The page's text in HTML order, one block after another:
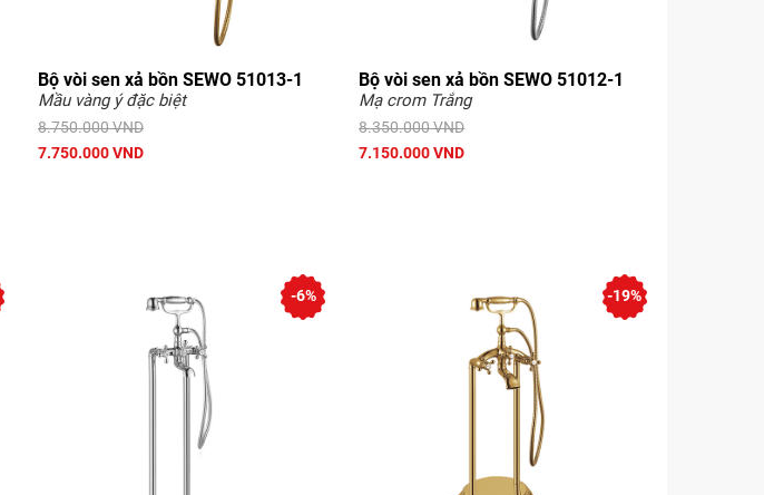
Bộ vòi sen xả bồn SEWO 51013-1
Mầu vàng ý đặc biệt
8.750.000 VND
7.750.000 VND
Bộ vòi sen xả bồn SEWO 51012-1
Mạ crom Trắng
8.350.000 VND
7.150.000 VND
-6% -19%